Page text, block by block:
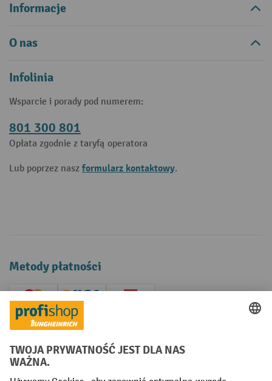
Informacje
O nas
Infolinia
Wsparcie i porady pod numerem:
801 300 801
Opłata zgodnie z taryfą operatora
Lub poprzez nasz formularz kontaktowy.
Metody płatności
Creditcard (Master)Creditcard (Visa)
Factura Przedpłata
Sieci społecznościowe